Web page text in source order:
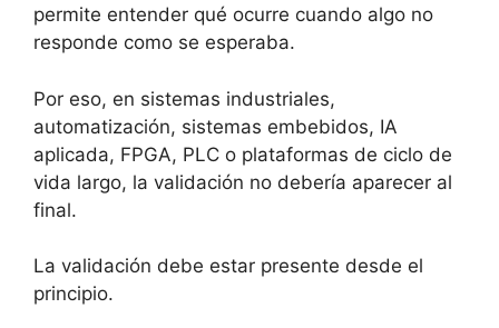
permite entender qué ocurre cuando algo no
responde como se esperaba.
Por eso, en sistemas industriales,
automatización, sistemas embebidos, IA
aplicada, FPGA, PLC o plataformas de ciclo de
vida largo, la validación no debería aparecer al
final.
La validación debe estar presente desde el
principio.